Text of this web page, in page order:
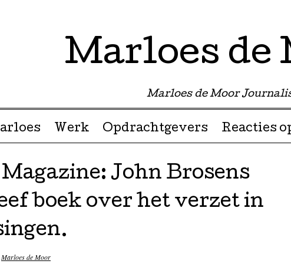
Marloes de
Marloes de Moor
☰ Werk Opdrachtgevers Reacties
John Brosens
boek over het verzet in
Marloes de Moor